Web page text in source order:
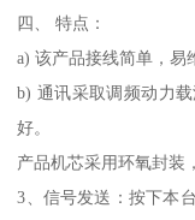
四、 特点：
a) 该产品接线简单，易
b) 通讯采取调频动力
好。
产品机芯采用环氧封装
3、信号发送：按下本